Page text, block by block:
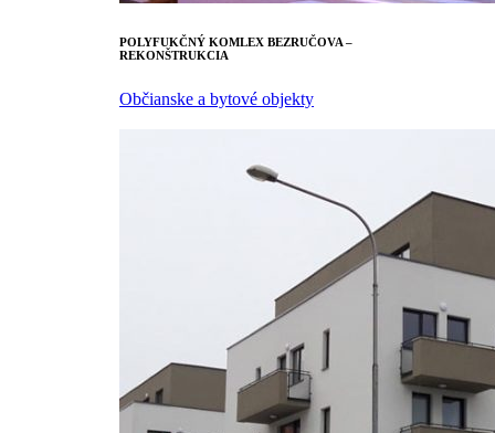
POLYFUKČNÝ KOMLEX BEZRUČOVA –
REKONŠTRUKCIA
Občianske a bytové objekty